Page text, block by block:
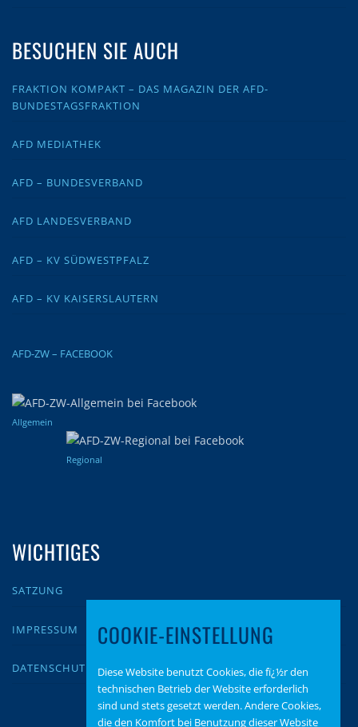
BESUCHEN SIE AUCH
FRAKTION KOMPAKT – DAS MAGAZIN DER AFD-
BUNDESTAGSFRAKTION
AFD MEDIATHEK
AFD – BUNDESVERBAND
AFD LANDESVERBAND
AFD – KV SÜDWESTPFALZ
AFD – KV KAISERSLAUTERN
AFD-ZW – FACEBOOK
Allgemein
Regional
WICHTIGES
SATZUNG
IMPRESSUM
DATENSCHUTZ
COOKIE-EINSTELLUNG
Diese Website benutzt Cookies, die fï¿½r den
technischen Betrieb der Website erforderlich
sind und stets gesetzt werden. Andere Cookies,
die den Komfort bei Benutzung dieser Website